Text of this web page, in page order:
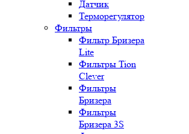
Датчик
Терморегулятор
Фильтры
Фильтр Бризера
Lite
Фильтры Tion
Clever
Фильтры
Бризера
Фильтры
Бризера 3S